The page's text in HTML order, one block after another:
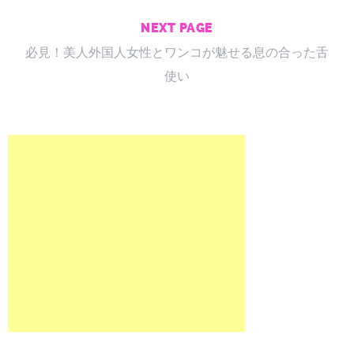
NEXT PAGE
必見！美人外国人女性とワンコが魅せる息の合った舌
使い